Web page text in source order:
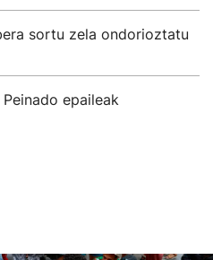
sortu zela ondorioztatu
epaileak